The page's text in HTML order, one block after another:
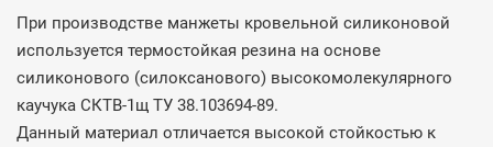
При производстве манжеты кровельной силиконовой
используется термостойкая резина на основе
силиконового (силоксанового) высокомолекулярного
каучука СКТВ-1щ ТУ 38.103694-89.
Данный материал отличается высокой стойкостью к